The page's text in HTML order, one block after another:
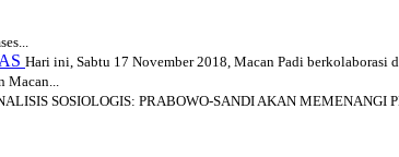
Hari ini, Sabtu 17 November 2018, Macan Padi berkolaborasi
SOSIOLOGIS: PRABOWO-SANDI AKAN MEMENANGI